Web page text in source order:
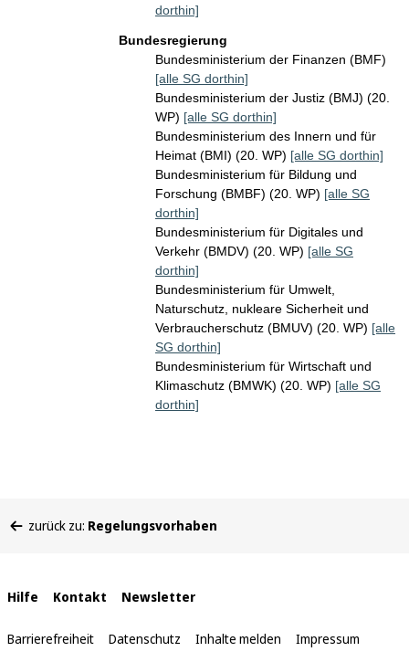
dorthin]
Bundesregierung
Bundesministerium der Finanzen (BMF)
[alle SG dorthin]
Bundesministerium der Justiz (BMJ) (20.
WP) [alle SG dorthin]
Bundesministerium des Innern und für
Heimat (BMI) (20. WP) [alle SG dorthin]
Bundesministerium für Bildung und
Forschung (BMBF) (20. WP) [alle SG
dorthin]
Bundesministerium für Digitales und
Verkehr (BMDV) (20. WP) [alle SG
dorthin]
Bundesministerium für Umwelt,
Naturschutz, nukleare Sicherheit und
Verbraucherschutz (BMUV) (20. WP) [alle
SG dorthin]
Bundesministerium für Wirtschaft und
Klimaschutz (BMWK) (20. WP) [alle SG
dorthin]
befinden
zurück zu: Regelungsvorhaben
Interne
Links
Hilfe Kontakt Newsletter
Barrierefreiheit Datenschutz Inhalte melden Impressum